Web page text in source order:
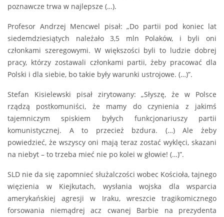
poznawcze trwa w najlepsze (…).
Profesor Andrzej Mencwel pisał: „Do partii pod koniec lat
siedemdziesiątych należało 3,5 mln Polaków, i byli oni
członkami szeregowymi. W większości byli to ludzie dobrej
pracy, którzy zostawali członkami partii, żeby pracować dla
Polski i dla siebie, bo takie były warunki ustrojowe. (…)”.
Stefan Kisielewski pisał zirytowany: „Słyszę, że w Polsce
rządzą postkomuniści, że mamy do czynienia z jakimś
tajemniczym spiskiem byłych funkcjonariuszy partii
komunistycznej. A to przecież bzdura. (…) Ale żeby
powiedzieć, że wszyscy oni mają teraz zostać wyklęci, skazani
na niebyt – to trzeba mieć nie po kolei w głowie! (…)”.
SLD nie da się zapomnieć służalczości wobec Kościoła, tajnego
więzienia w Kiejkutach, wysłania wojska dla wsparcia
amerykańskiej agresji w Iraku, wreszcie tragikomicznego
forsowania niemądrej acz cwanej Barbie na prezydenta